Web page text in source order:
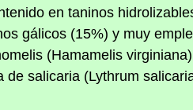
en taninos
gálicos (15%) y muy
(Hamamelis
de salicaria (Lythrum